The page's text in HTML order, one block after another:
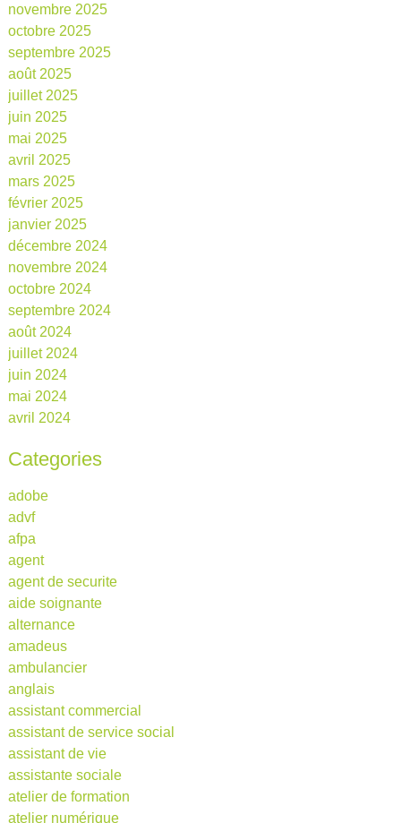
novembre 2025
octobre 2025
septembre 2025
août 2025
juillet 2025
juin 2025
mai 2025
avril 2025
mars 2025
février 2025
janvier 2025
décembre 2024
novembre 2024
octobre 2024
septembre 2024
août 2024
juillet 2024
juin 2024
mai 2024
avril 2024
Categories
adobe
advf
afpa
agent
agent de securite
aide soignante
alternance
amadeus
ambulancier
anglais
assistant commercial
assistant de service social
assistant de vie
assistante sociale
atelier de formation
atelier numérique